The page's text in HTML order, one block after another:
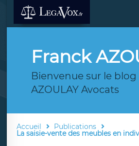
Franck
Bienvenue sur le
AZOULAY Avocats
Accueil Publications
La saisie-vente des meubles en